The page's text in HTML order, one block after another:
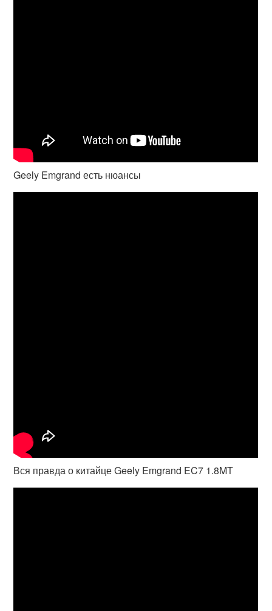
Geely Emgrand есть нюансы
Вся правда о китайце Geely Emgrand EC7 1.8MT